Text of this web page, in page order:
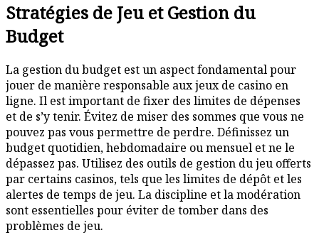
Stratégies de Jeu et Gestion du
Budget
La gestion du budget est un aspect fondamental pour
jouer de manière responsable aux jeux de casino en
ligne. Il est important de fixer des limites de dépenses
et de s’y tenir. Évitez de miser des sommes que vous ne
pouvez pas vous permettre de perdre. Définissez un
budget quotidien, hebdomadaire ou mensuel et ne le
dépassez pas. Utilisez des outils de gestion du jeu offerts
par certains casinos, tels que les limites de dépôt et les
alertes de temps de jeu. La discipline et la modération
sont essentielles pour éviter de tomber dans des
problèmes de jeu.